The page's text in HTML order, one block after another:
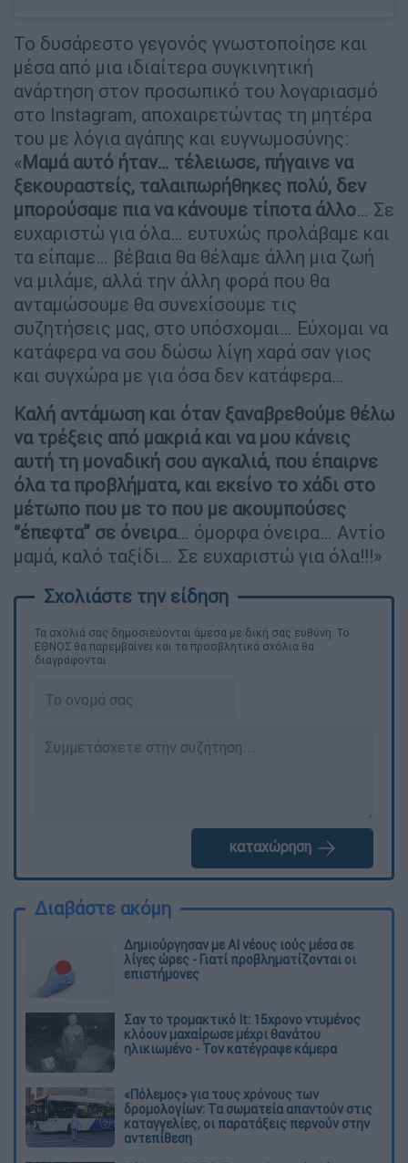
Το δυσάρεστο γεγονός γνωστοποίησε και
μέσα από μια ιδιαίτερα συγκινητική
ανάρτηση στον προσωπικό του λογαριασμό
στο Instagram, αποχαιρετώντας τη μητέρα
του με λόγια αγάπης και ευγνωμοσύνης:
« Μαμά αυτό ήταν… τέλειωσε, πήγαινε να
ξεκουραστείς, ταλαιπωρήθηκες πολύ, δεν
μπορούσαμε πια να κάνουμε τίποτα άλλο… Σε
ευχαριστώ για όλα… ευτυχώς προλάβαμε και
τα είπαμε… βέβαια θα θέλαμε άλλη μια ζωή
να μιλάμε, αλλά την άλλη φορά που θα
ανταμώσουμε θα συνεχίσουμε τις
συζητήσεις μας, στο υπόσχομαι… Εύχομαι να
κατάφερα να σου δώσω λίγη χαρά σαν γιος
και συγχώρα με για όσα δεν κατάφερα…
Καλή αντάμωση και όταν ξαναβρεθούμε θέλω
να τρέξεις από μακριά και να μου κάνεις
αυτή τη μοναδική σου αγκαλιά, που έπαιρνε
όλα τα προβλήματα, και εκείνο το χάδι στο
μέτωπο που με το που με ακουμπούσες
“έπεφτα” σε όνειρα… όμορφα όνειρα… Αντίο
μαμά, καλό ταξίδι… Σε ευχαριστώ για όλα!!!»
Τα σχολιά σας δημοσιεύονται άμεσα με δική σας ευθύνη. Το
ΕΘΝΟΣ θα παρεμβαίνει και τα προσβλητικά σχόλια θα
διαγράφονται
καταχώρηση
Διαβάστε ακόμη
Δημιούργησαν με AI νέους ιούς μέσα σε
λίγες ώρες - Γιατί προβληματίζονται οι
επιστήμονες
Σαν το τρομακτικό It: 15χρονο ντυμένος
κλόουν μαχαίρωσε μέχρι θανάτου
ηλικιωμένο - Τον κατέγραψε κάμερα
«Πόλεμος» για τους χρόνους των
δρομολογίων: Τα σωματεία απαντούν στις
καταγγελίες, οι παρατάξεις περνούν στην
αντεπίθεση